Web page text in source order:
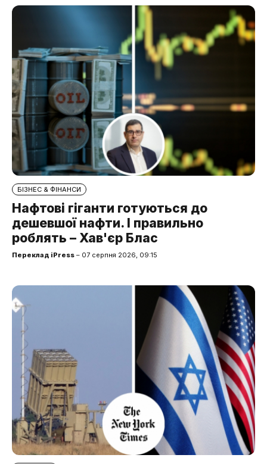
БІЗНЕС & ФІНАНСИ
Нафтові гіганти готуються до
дешевшої нафти. І правильно
роблять – Хав'єр Блас
Переклад iPress – 07 серпня 2026, 09:15